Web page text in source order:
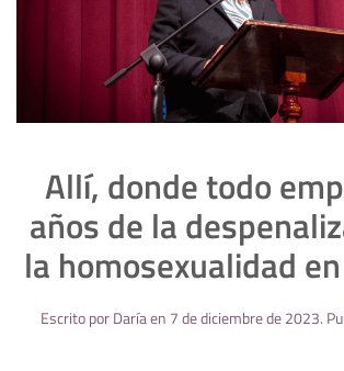
Allí, donde todo
años de la
la homosexualidad
Escrito porDaríaen 7 de diciembre de 2023.